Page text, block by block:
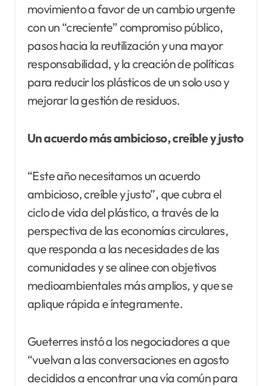
movimiento a favor de un cambio urgente
con un “creciente” compromiso público,
pasos hacia la reutilización y una mayor
responsabilidad, y la creación de políticas
para reducir los plásticos de un solo uso y
mejorar la gestión de residuos.
Un acuerdo más ambicioso, creíble y justo
“Este año necesitamos un acuerdo
ambicioso, creíble y justo”, que cubra el
ciclo de vida del plástico, a través de la
perspectiva de las economías circulares,
que responda a las necesidades de las
comunidades y se alinee con objetivos
medioambientales más amplios, y que se
aplique rápida e íntegramente.
Gueterres instó a los negociadores a que
“vuelvan a las conversaciones en agosto
decididos a encontrar una vía común para